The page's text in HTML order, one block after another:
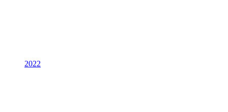
2022